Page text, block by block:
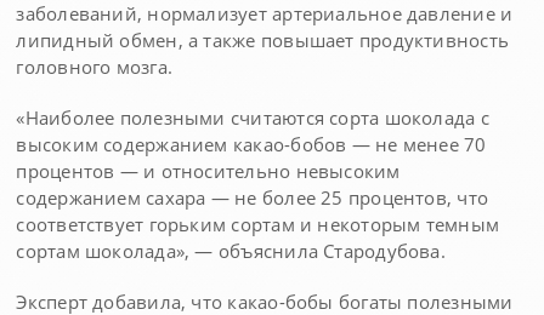
заболеваний, нормализует артериальное давление и
липидный обмен, а также повышает продуктивность
головного мозга.
«Наиболее полезными считаются сорта шоколада с
высоким содержанием какао-бобов — не менее 70
процентов — и относительно невысоким
содержанием сахара — не более 25 процентов, что
соответствует горьким сортам и некоторым темным
сортам шоколада», — объяснила Стародубова.
Эксперт добавила, что какао-бобы богаты полезными